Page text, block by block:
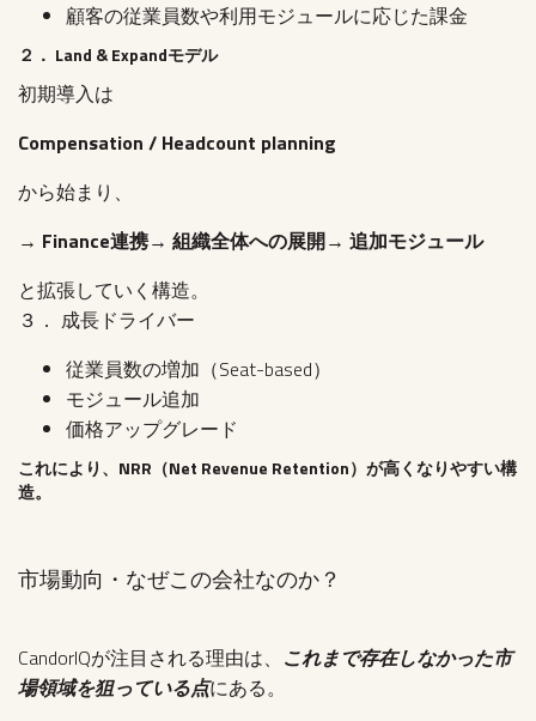
顧客の従業員数や利用モジュールに応じた課金
２． Land & Expandモデル
初期導入は
Compensation / Headcount planning
から始まり、
→ Finance連携→ 組織全体への展開→ 追加モジュール
と拡張していく構造。
３． 成長ドライバー
従業員数の増加（Seat-based）
モジュール追加
価格アップグレード
これにより、 NRR（Net Revenue Retention）が高くなりやすい構
造。
市場動向・なぜこの会社なのか？
CandorIQが注目される理由は、 これまで存在しなかった市
場領域を狙っている点にある。